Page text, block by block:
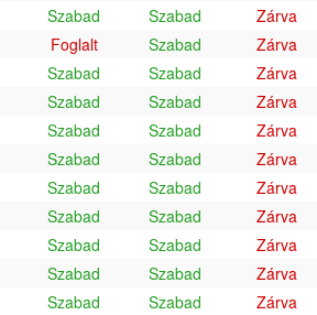
Szabad Szabad
Zárva
Foglalt Szabad
Zárva
Szabad Szabad
Zárva
Szabad Szabad
Zárva
Szabad Szabad
Zárva
Szabad Szabad
Zárva
Szabad Szabad
Zárva
Szabad Szabad
Zárva
Szabad Szabad
Zárva
Szabad Szabad
Zárva
Szabad Szabad
Zárva